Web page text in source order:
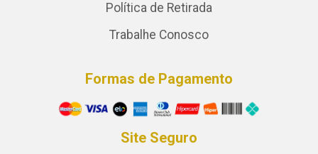
Política de Retirada
Trabalhe Conosco
Formas de Pagamento
Site Seguro